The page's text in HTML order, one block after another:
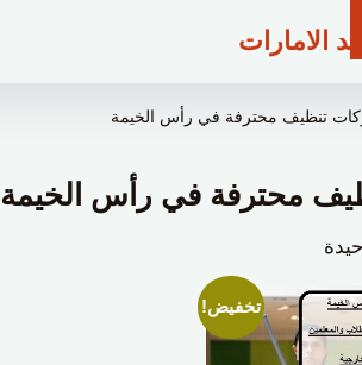
الامارات
تنظيف محترفة في رأس الخيمة
محترفة في رأس الخيمة
تخفيض!